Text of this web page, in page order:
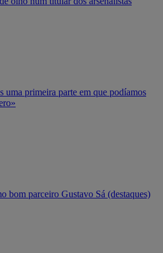
uma primeira parte em que podíamos
bom parceiro Gustavo Sá (destaques)